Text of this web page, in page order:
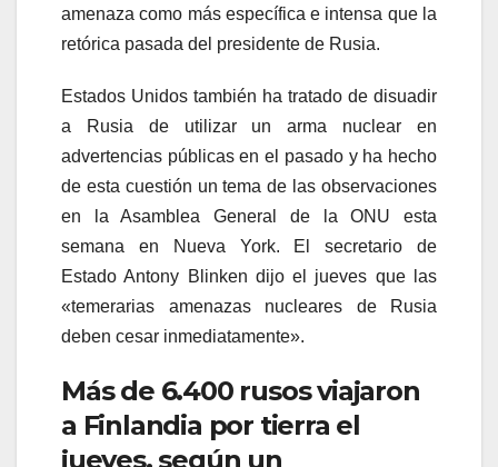
amenaza como más específica e intensa que la
retórica pasada del presidente de Rusia.
Estados Unidos también ha tratado de disuadir
a Rusia de utilizar un arma nuclear en
advertencias públicas en el pasado y ha hecho
de esta cuestión un tema de las observaciones
en la Asamblea General de la ONU esta
semana en Nueva York. El secretario de
Estado Antony Blinken dijo el jueves que las
«temerarias amenazas nucleares de Rusia
deben cesar inmediatamente».
Más de 6.400 rusos viajaron
a Finlandia por tierra el
jueves, según un